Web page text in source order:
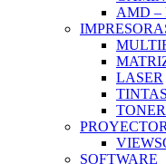
AMD –
LASER
TINTAS
SOFTWARE